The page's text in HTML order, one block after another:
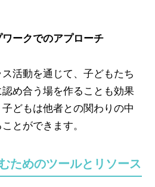
ークでのアプローチ
活動を通じて、子どもたち
め合う場を作ることも効果
どもは他者との関わりの中
とができます。
ためのツールとリソース